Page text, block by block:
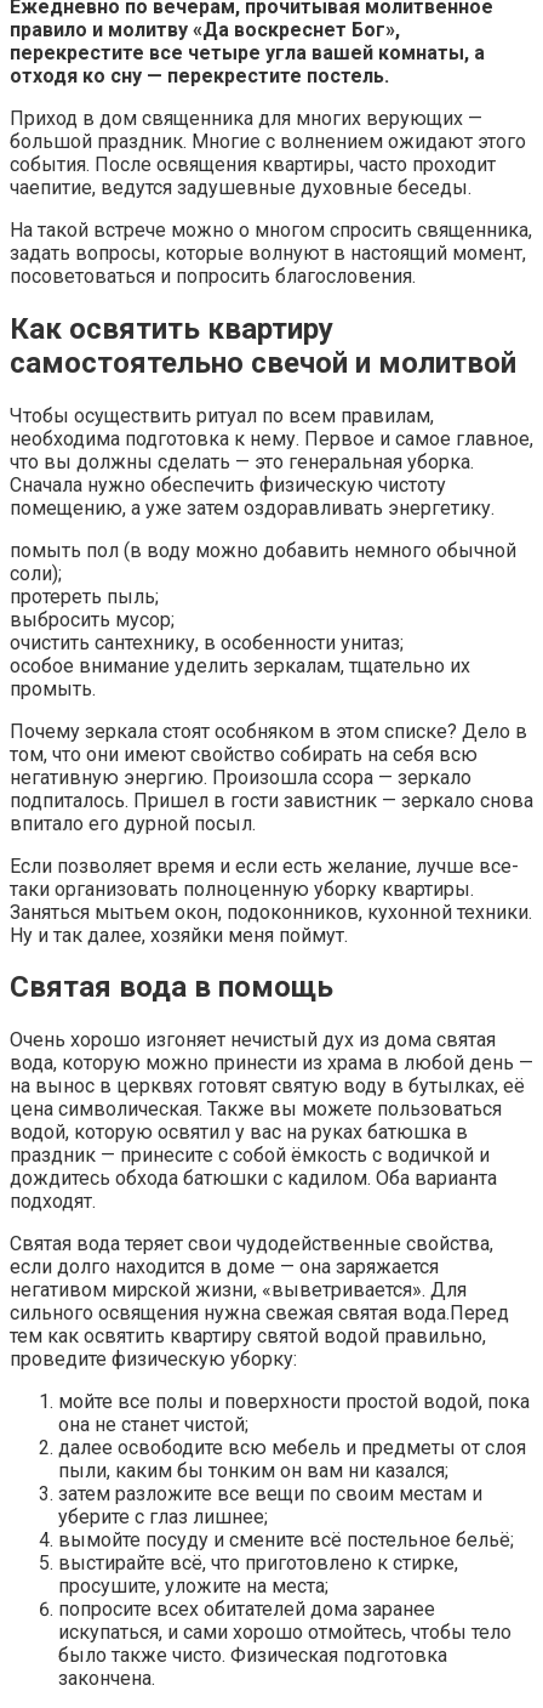
Ежедневно по вечерам, прочитывая молитвенное
правило и молитву «Да воскреснет Бог»,
перекрестите все четыре угла вашей комнаты, а
отходя ко сну — перекрестите постель.
Приход в дом священника для многих верующих —
большой праздник. Многие с волнением ожидают этого
события. После освящения квартиры, часто проходит
чаепитие, ведутся задушевные духовные беседы.
На такой встрече можно о многом спросить священника,
задать вопросы, которые волнуют в настоящий момент,
посоветоваться и попросить благословения.
Как освятить квартиру
самостоятельно свечой и молитвой
Чтобы осуществить ритуал по всем правилам,
необходима подготовка к нему. Первое и самое главное,
что вы должны сделать — это генеральная уборка.
Сначала нужно обеспечить физическую чистоту
помещению, а уже затем оздоравливать энергетику.
помыть пол (в воду можно добавить немного обычной
соли);
протереть пыль;
выбросить мусор;
очистить сантехнику, в особенности унитаз;
особое внимание уделить зеркалам, тщательно их
промыть.
Почему зеркала стоят особняком в этом списке? Дело в
том, что они имеют свойство собирать на себя всю
негативную энергию. Произошла ссора — зеркало
подпиталось. Пришел в гости завистник — зеркало снова
впитало его дурной посыл.
Если позволяет время и если есть желание, лучше все-
таки организовать полноценную уборку квартиры.
Заняться мытьем окон, подоконников, кухонной техники.
Ну и так далее, хозяйки меня поймут.
Святая вода в помощь
Очень хорошо изгоняет нечистый дух из дома святая
вода, которую можно принести из храма в любой день —
на вынос в церквях готовят святую воду в бутылках, её
цена символическая. Также вы можете пользоваться
водой, которую освятил у вас на руках батюшка в
праздник — принесите с собой ёмкость с водичкой и
дождитесь обхода батюшки с кадилом. Оба варианта
подходят.
Святая вода теряет свои чудодейственные свойства,
если долго находится в доме — она заряжается
негативом мирской жизни, «выветривается». Для
сильного освящения нужна свежая святая вода.Перед
тем как освятить квартиру святой водой правильно,
проведите физическую уборку:
мойте все полы и поверхности простой водой, пока
она не станет чистой;
далее освободите всю мебель и предметы от слоя
пыли, каким бы тонким он вам ни казался;
затем разложите все вещи по своим местам и
уберите с глаз лишнее;
вымойте посуду и смените всё постельное бельё;
выстирайте всё, что приготовлено к стирке,
просушите, уложите на места;
попросите всех обитателей дома заранее
искупаться, и сами хорошо отмойтесь, чтобы тело
было также чисто. Физическая подготовка
закончена.